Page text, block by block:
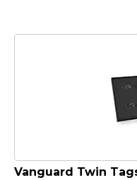
Vanguard Twin